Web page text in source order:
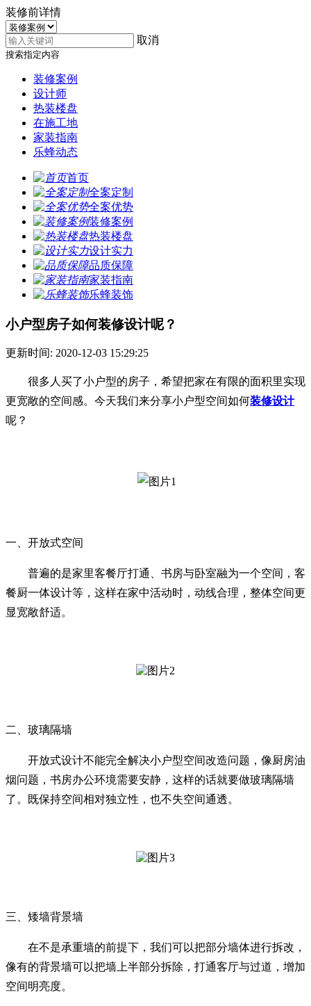
装修前详情
取消
搜索指定内容
装修案例
设计师
热装楼盘
在施工地
家装指南
乐蜂动态
首页
全案定制
全案优势
装修案例
热装楼盘
设计实力
品质保障
家装指南
乐蜂装饰
小户型房子如何装修设计​呢？
更新时间: 2020-12-03 15:29:25
很多人买了小户型的房子，希望把家在有限的面积里实现
更宽敞的空间感。今天我们来分享小户型空间如何装修设计
呢？
一、开放式空间
普遍的是家里客餐厅打通、书房与卧室融为一个空间，客
餐厨一体设计等，这样在家中活动时，动线合理，整体空间更
显宽敞舒适。
二、玻璃隔墙
开放式设计不能完全解决小户型空间改造问题，像厨房油
烟问题，书房办公环境需要安静，这样的话就要做玻璃隔墙
了。既保持空间相对独立性，也不失空间通透。
三、矮墙背景墙
在不是承重墙的前提下，我们可以把部分墙体进行拆改，
像有的背景墙可以把墙上半部分拆除，打通客厅与过道，增加
空间明亮度。